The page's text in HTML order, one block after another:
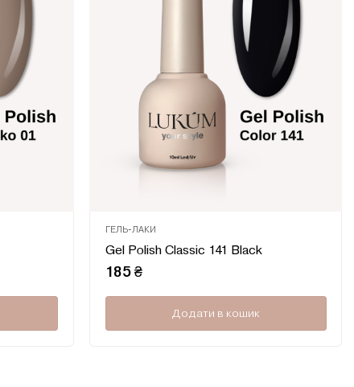
ГЕЛЬ-ЛАКИ
Gel Polish Classic 141 Black
185 ₴
Додати в кошик